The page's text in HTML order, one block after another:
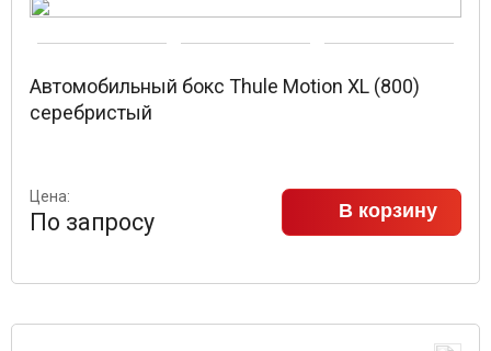
Автомобильный бокс Thule Motion XL (800)
серебристый
Цена:
По запросу В корзину